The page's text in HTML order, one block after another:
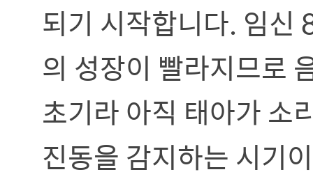
되기 시작합니다. 임신
의 성장이 빨라지므로
초기라 아직 태아가 소
진동을 감지하는 시기